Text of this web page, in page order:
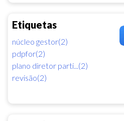
Etiquetas
núcleo gestor(2)
pdpfor(2)
plano diretor parti...(2)
revisão(2)